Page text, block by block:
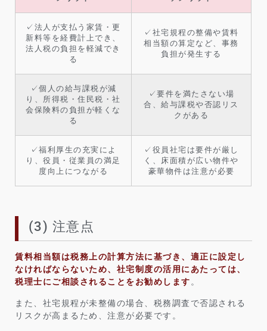
✓法人が支払う家賃・更
新料等を経費計上でき、
法人税の負担を軽減でき
る
✓社宅規程の整備や賃料
相当額の算定など、事務
負担が発生する
✓個人の給与課税が減
り、所得税・住民税・社
会保険料の負担が軽くな
る
✓要件を満たさない場
合、給与課税や否認リス
クがある
✓福利厚生の充実によ
り、役員・従業員の満足
度向上につながる
✓役員社宅は要件が厳し
く、床面積が広い物件や
豪華物件は注意が必要
(3) 注意点
賃料相当額は税務上の計算方法に基づき、適正に設定し
なければならないため、社宅制度の活用にあたっては、
税理士にご相談されることをお勧めします。
また、社宅規程が未整備の場合、税務調査で否認される
リスクが高まるため、注意が必要です。